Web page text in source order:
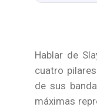
Hablar de
cuatro
de sus
máximas